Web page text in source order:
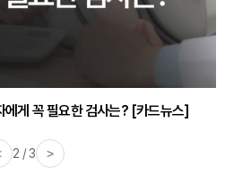
게 꼭 필요한 검사는? [카드뉴스]
높이는 4가지 영양제 [카드뉴스]
2 / 3 >